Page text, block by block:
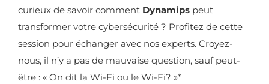
curieux de savoir comment Dynamips peut
transformer votre cybersécurité ? Profitez de cette
session pour échanger avec nos experts. Croyez-
nous, il n’y a pas de mauvaise question, sauf peut-
être : « On dit la Wi-Fi ou le Wi-Fi? »*